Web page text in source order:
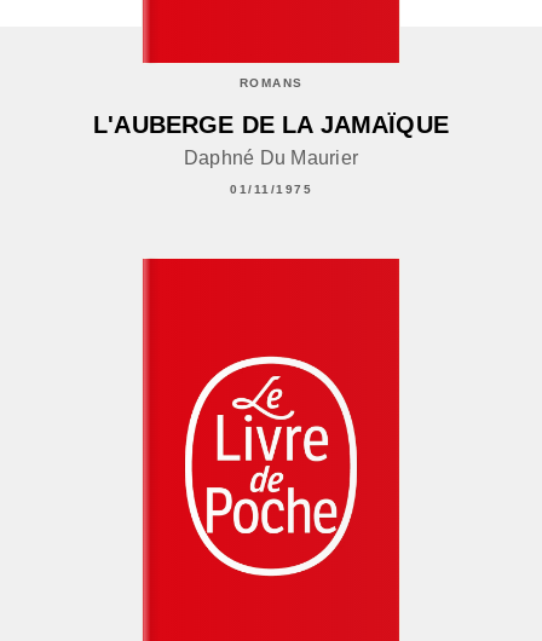
ROMANS
L'AUBERGE DE LA JAMAÏQUE
Daphné Du Maurier
01/11/1975